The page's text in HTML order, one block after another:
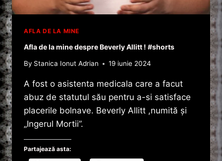
AFLA DE LA MINE
Afla de la mine despre Beverly Allitt ! #shorts
By Stanica Ionut Adrian 19 iunie 2024
A fost o asistenta medicala care a facut
abuz de statutul său pentru a-si satisface
placerile bolnave. Beverly Allitt ,numită și
„Ingerul Mortii”.
Partajează asta: